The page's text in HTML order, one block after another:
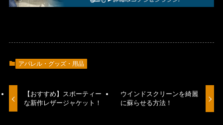
アパレル・グッズ・用品
【おすすめ】スポーティー
な新作レザージャケット！
ウインドスクリーンを綺麗
に蘇らせる方法！